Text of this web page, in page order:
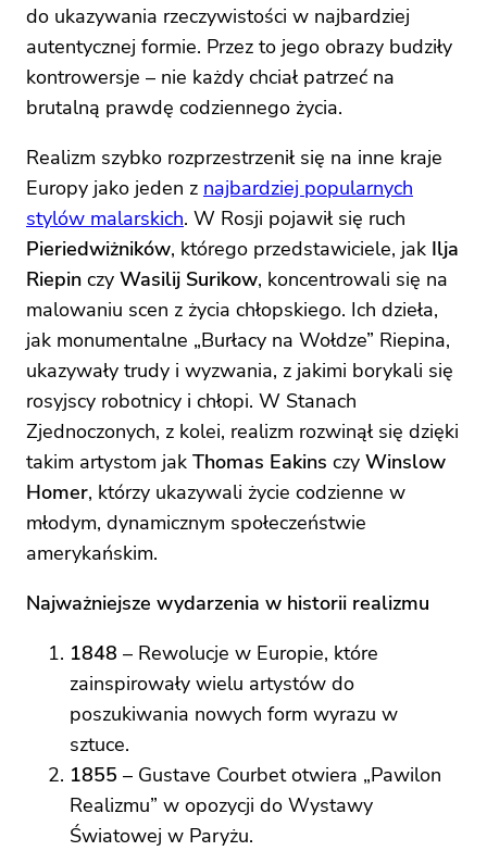
do ukazywania rzeczywistości w najbardziej
autentycznej formie. Przez to jego obrazy budziły
kontrowersje – nie każdy chciał patrzeć na
brutalną prawdę codziennego życia.
Realizm szybko rozprzestrzenił się na inne kraje
Europy jako jeden z najbardziej popularnych
stylów malarskich. W Rosji pojawił się ruch
Pieriedwiżników, którego przedstawiciele, jak Ilja
Riepin czy Wasilij Surikow, koncentrowali się na
malowaniu scen z życia chłopskiego. Ich dzieła,
jak monumentalne „Burłacy na Wołdze” Riepina,
ukazywały trudy i wyzwania, z jakimi borykali się
rosyjscy robotnicy i chłopi. W Stanach
Zjednoczonych, z kolei, realizm rozwinął się dzięki
takim artystom jak Thomas Eakins czy Winslow
Homer, którzy ukazywali życie codzienne w
młodym, dynamicznym społeczeństwie
amerykańskim.
Najważniejsze wydarzenia w historii realizmu
1848 – Rewolucje w Europie, które
zainspirowały wielu artystów do
poszukiwania nowych form wyrazu w
sztuce.
1855 – Gustave Courbet otwiera „Pawilon
Realizmu” w opozycji do Wystawy
Światowej w Paryżu.